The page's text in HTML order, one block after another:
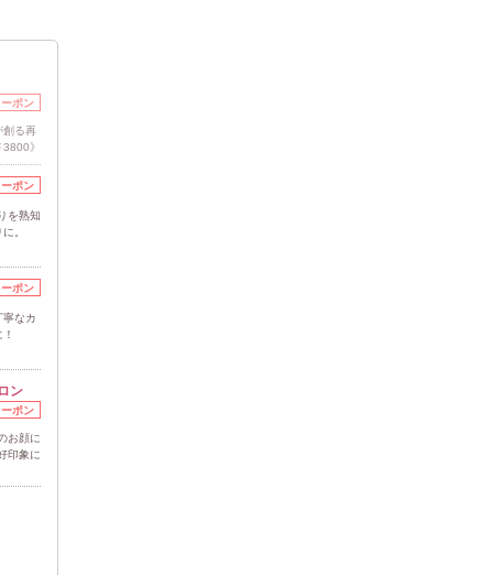
ポン
創る再
》
ポン
を熟知
。
ポン
なカ
ン
ポン
お顔に
印象に